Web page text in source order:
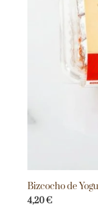
Bizcocho de
4,20€